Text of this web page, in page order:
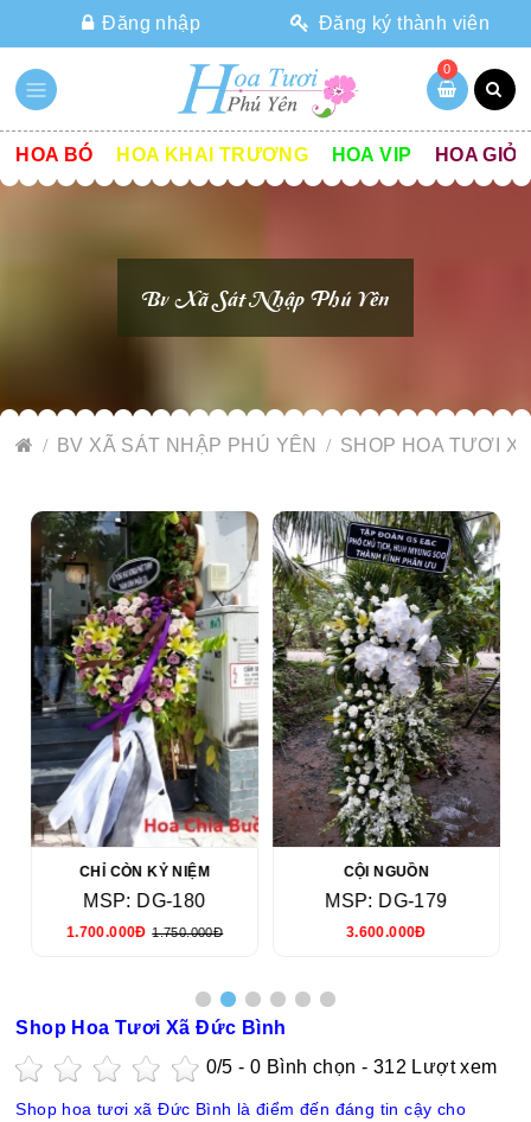
Đăng nhập Đăng ký thành viên
0
HOA BÓ HOA KHAI TRƯƠNG HOA VIP HOA GIỎ
Bv Xã Sát Nhập Phú Yên
BV XÃ SÁT NHẬP PHÚ YÊN SHOP HOA TƯƠI
CHỈ CÒN KỶ NIỆM
MSP: DG-180
1.700.000Đ 1.750.000Đ
CỘI NGUỒN
MSP: DG-179
3.600.000Đ
Shop Hoa Tươi Xã Đức Bình
0/5 -0 Bình chọn - 312 Lượt xem
Shop hoa tươi xã Đức Bình là điểm đến đáng tin cậy cho